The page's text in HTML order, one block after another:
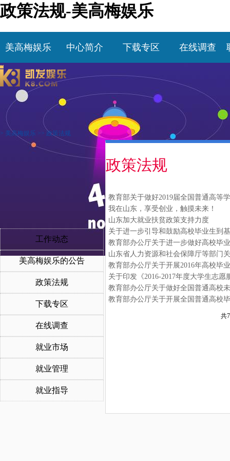
政策法规-美高梅娱乐
美高梅娱乐 中心简介 下载专区 在线调查
> 美高梅娱乐 >> 政策法规
工作动态
美高梅娱乐的公告
政策法规
下载专区
在线调查
就业市场
就业管理
就业指导
政策法规
我在山东，享受创业，触摸未来！
山东加大就业扶贫政策支持力度
关于进一步引导和鼓励高校毕业生到
教育部办公厅关于进一步做好高校毕
山东省人力资源和社会保障厅等部门
教育部办公厅关于开展2016年高校毕
关于印发《2016-2017年度大学生志
教育部办公厅关于做好全国普通高校
教育部办公厅关于开展全国普通高校
共